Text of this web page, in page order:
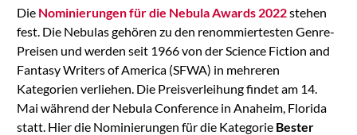
Die Nominierungen für die Nebula Awards 2022stehen
fest. Die Nebulas gehören zu den renommiertesten Genre-
Preisen und werden seit 1966 von der Science Fiction and
Fantasy Writers of America (SFWA) in mehreren
Kategorien verliehen. Die Preisverleihung findet am 14.
Mai während der Nebula Conference in Anaheim, Florida
statt. Hier die Nominierungen für die Kategorie Bester